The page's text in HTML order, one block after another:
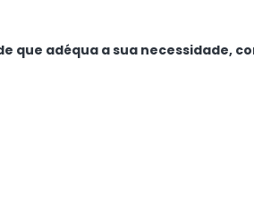
que adéqua a sua necessidade,